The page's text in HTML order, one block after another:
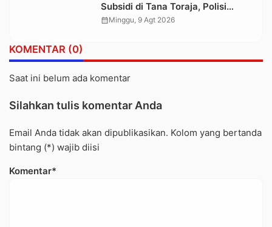
Subsidi di Tana Toraja, Polisi
Tetapkan Tiga Tersangka Baru
calendar_monthMinggu, 9 Agt 2026
KOMENTAR (0)
Saat ini belum ada komentar
Silahkan tulis komentar Anda
Email Anda tidak akan dipublikasikan. Kolom yang bertanda
bintang (*) wajib diisi
Komentar*